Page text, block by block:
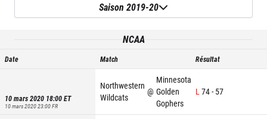
Saison 2019-20
NCAA
Date Match Résultat
10 mars 2020 18:00ET
10 mars 2020 23:00FR
Northwestern
Wildcats
@
Minnesota
Golden
Gophers
L74- 57